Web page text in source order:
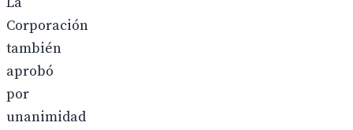
Corporación
también
aprobó
por
unanimidad